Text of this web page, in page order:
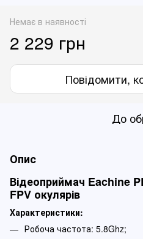
Немає в наявності
2 229 грн
Повідомити,
До
Опис
Відеоприймач Eachine
FPV окулярів
Характеристики:
Робоча частота: 5.8Ghz;